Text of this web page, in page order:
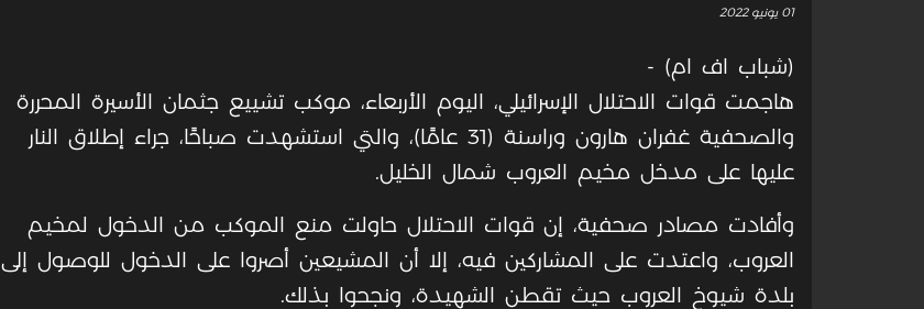
01 يونيو 2022
(شباب اف ام) -
هاجمت قوات الاحتلال الإسرائيلي، اليوم الأربعاء، موكب تشييع جثمان الأسيرة المحررة
والصحفية غفران هارون وراسنة (31 عامًا)، والتي استشهدت صباحًا، جراء إطلاق النار
عليها على مدخل مخيم العروب شمال الخليل.
وأفادت مصادر صحفية، إن قوات الاحتلال حاولت منع الموكب من الدخول لمخيم
العروب، واعتدت على المشاركين فيه، إلا أن المشيعين أصروا على الدخول للوصول إلى
بلدة شيوخ العروب حيث تقطن الشهيدة، ونجحوا بذلك.